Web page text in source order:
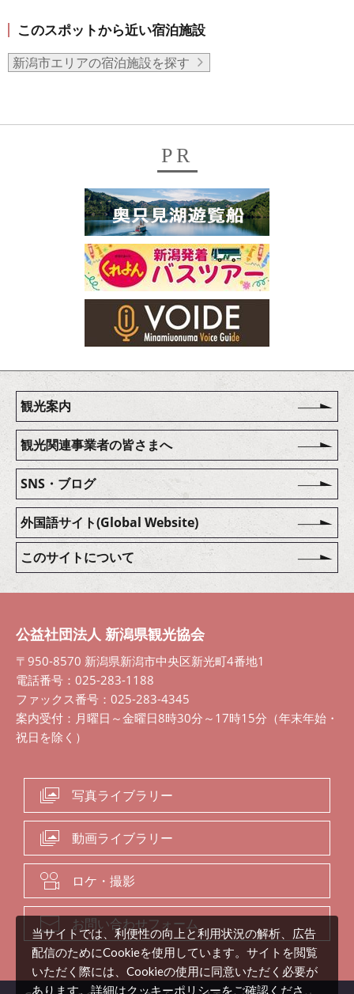
このスポットから近い宿泊施設
新潟市エリアの宿泊施設を探す
PR
観光案内
観光関連事業者の皆さまへ
SNS・ブログ
外国語サイト(Global Website)
このサイトについて
公益社団法人 新潟県観光協会
〒950-8570 新潟県新潟市中央区新光町4番地1
電話番号：025-283-1188
ファックス番号：025-283-4345
案内受付：月曜日～金曜日8時30分～17時15分（年末年始・
祝日を除く）
写真ライブラリー
動画ライブラリー
ロケ・撮影
お問い合わせフォーム
当サイトでは、利便性の向上と利用状況の解析、広告
配信のためにCookieを使用しています。サイトを閲覧
いただく際には、Cookieの使用に同意いただく必要が
あります。詳細はクッキーポリシーをご確認くださ